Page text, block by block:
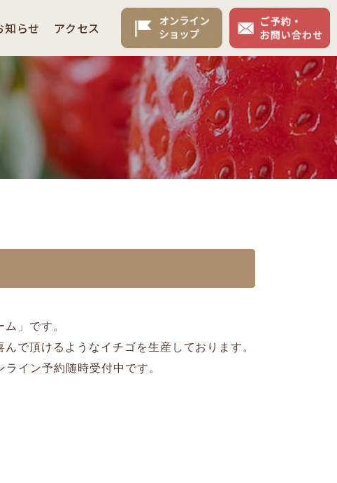
知らせ アクセス
」です。
で頂けるようなイチゴを生産しております。
イン予約随時受付中です。